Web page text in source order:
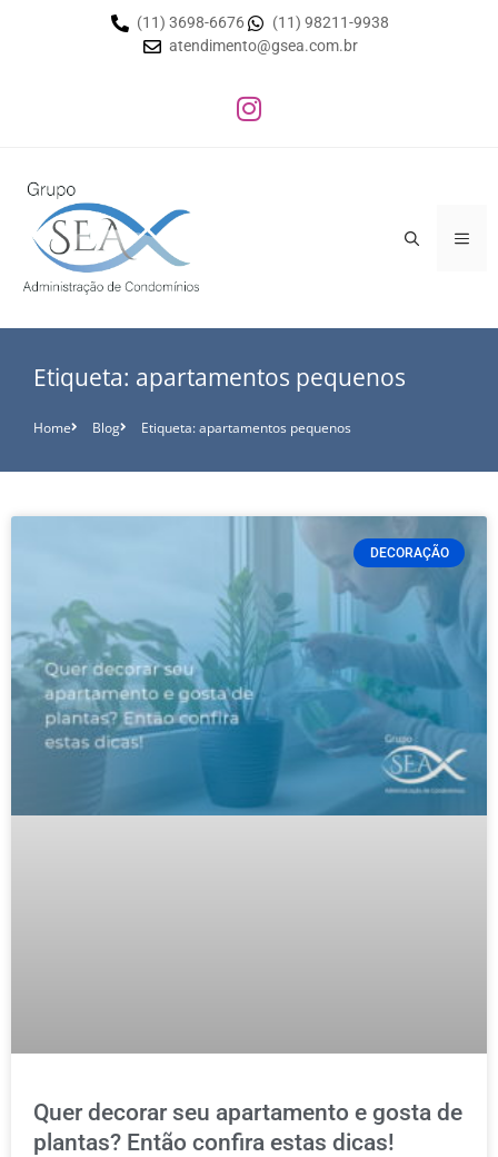
(11) 3698-6676
(11) 98211-9938
atendimento@gsea.com.br
Etiqueta: apartamentos pequenos
Home Blog Etiqueta: apartamentos pequenos
DECORAÇÃO
Quer decorar seu apartamento e gosta de
plantas? Então confira estas dicas!